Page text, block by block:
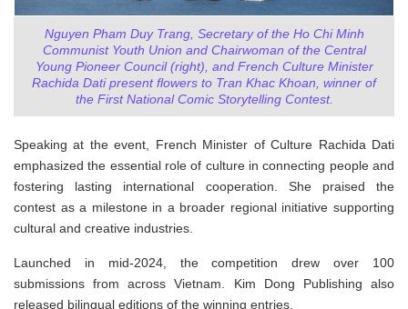
Nguyen Pham Duy Trang, Secretary of the Ho Chi Minh
Communist Youth Union and Chairwoman of the Central
Young Pioneer Council (right), and French Culture Minister
Rachida Dati present flowers to Tran Khac Khoan, winner of
the First National Comic Storytelling Contest.
Speaking at the event, French Minister of Culture Rachida Dati
emphasized the essential role of culture in connecting people and
fostering lasting international cooperation. She praised the
contest as a milestone in a broader regional initiative supporting
cultural and creative industries.
Launched in mid-2024, the competition drew over 100
submissions from across Vietnam. Kim Dong Publishing also
released bilingual editions of the winning entries.